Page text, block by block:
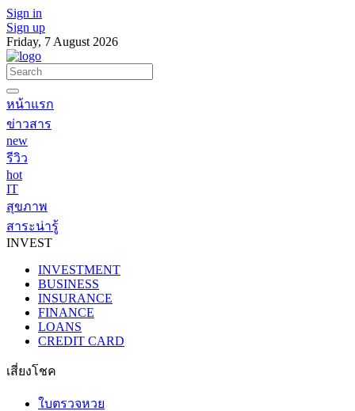
Sign in
Sign up
Friday, 7 August 2026
หน้าแรก
ข่าวสาร
new
รีวิว
hot
IT
สุขภาพ
สาระน่ารู้
INVEST
INVESTMENT
BUSINESS
INSURANCE
FINANCE
LOANS
CREDIT CARD
เสี่ยงโชค
ใบตรวจหวย